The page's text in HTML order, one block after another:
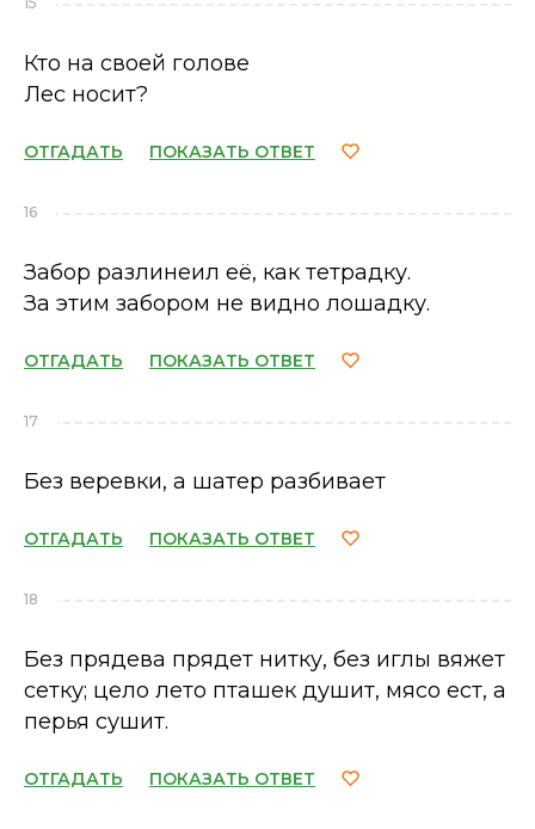
Кто на своей голове
Лес носит?
ОТГАДАТЬ ПОКАЗАТЬ ОТВЕТ
16
Забор разлинеил её, как тетрадку.
За этим забором не видно лошадку.
ОТГАДАТЬ ПОКАЗАТЬ ОТВЕТ
17
Без веревки, а шатер разбивает
ОТГАДАТЬ ПОКАЗАТЬ ОТВЕТ
18
Без прядева прядет нитку, без иглы вяжет
сетку; цело лето пташек душит, мясо ест, а
перья сушит.
ОТГАДАТЬ ПОКАЗАТЬ ОТВЕТ